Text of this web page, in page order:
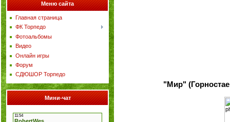
Меню сайта
Главная страница
ФК Торпедо
Фотоальбомы
Видео
Онлайн игры
Форум
СДЮШОР Торпедо
Мини-чат
"Мир"